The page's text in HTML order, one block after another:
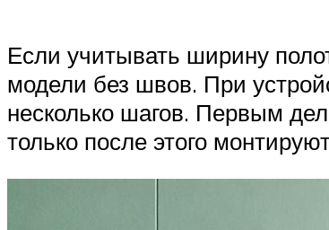
Если учитывать ширину
модели без швов. При
несколько шагов. Первым
только после этого